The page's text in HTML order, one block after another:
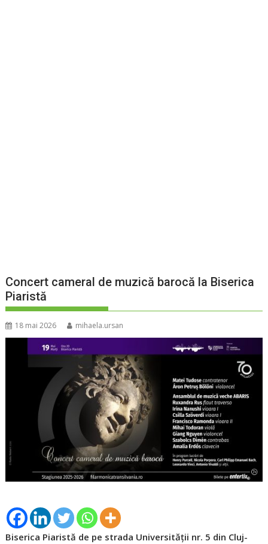
Concert cameral de muzică barocă la Biserica
Piaristă
18 mai 2026 mihaela.ursan
Biserica Piaristă de pe strada Universității nr. 5 din Cluj-